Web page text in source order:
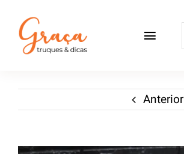
Receitas
Sobre
Anterior